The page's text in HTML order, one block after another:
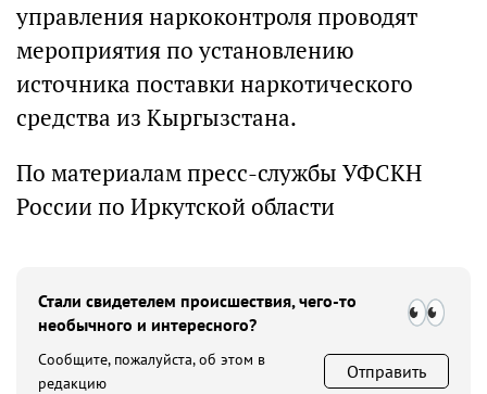
управления наркоконтроля проводят
мероприятия по установлению
источника поставки наркотического
средства из Кыргызстана.
По материалам пресс-службы УФСКН
России по Иркутской области
Стали свидетелем происшествия, чего-то
необычного и интересного?
Сообщите, пожалуйста, об этом в
редакцию
Отправить